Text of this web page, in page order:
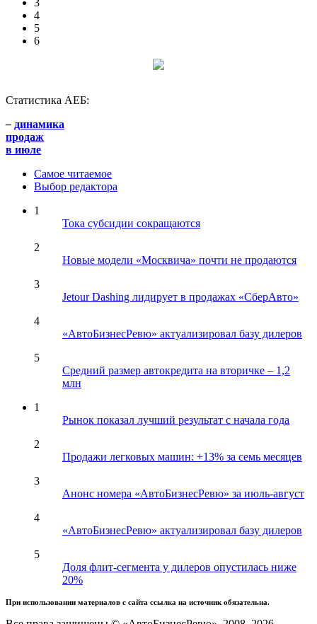
4
5
6
Статистика АЕБ:
– динамика
продаж
в июле
Самое читаемое
Выбор редактора
1
Тока субсидии сокращаются
2
Новые модели «Москвича» почти не продаются
3
Jetour Dashing лидирует в продажах «СберАвто»
4
«АвтоБизнесРевю» актуализировал базу дилеров
5
Средний размер автокредита на вторичке – 1,2
млн
1
Рынок показал лучший результат с начала года
2
Продажи легковых машин: +13% за семь месяцев
3
Анонс номера «АвтоБизнесРевю» за июль-август
4
«АвтоБизнесРевю» актуализировал базу дилеров
5
Доля флит-сегмента у дилеров опустилась ниже
20%
При использовании материалов с сайта ссылка на источник обязательна.